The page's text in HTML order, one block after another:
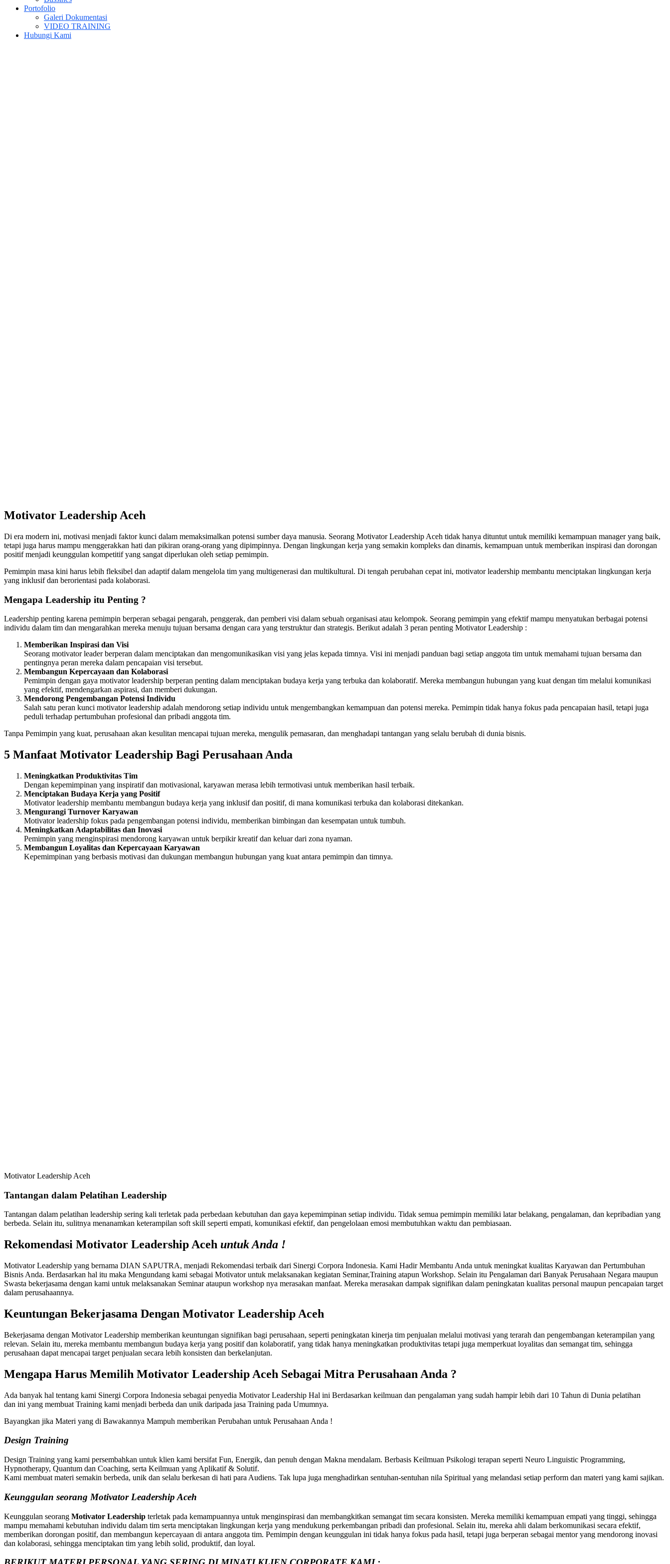
Portofolio
Galeri Dokumentasi
VIDEO TRAINING
Hubungi Kami
Motivator Leadership Aceh
Di era modern ini, motivasi menjadi faktor kunci dalam memaksimalkan potensi sumber daya manusia. Seorang Motivator Leadership Aceh tidak hanya dituntut untuk memiliki kemampuan manager yang baik,
tetapi juga harus mampu menggerakkan hati dan pikiran orang-orang yang dipimpinnya. Dengan lingkungan kerja yang semakin kompleks dan dinamis, kemampuan untuk memberikan inspirasi dan dorongan
positif menjadi keunggulan kompetitif yang sangat diperlukan oleh setiap pemimpin.
Pemimpin masa kini harus lebih fleksibel dan adaptif dalam mengelola tim yang multigenerasi dan multikultural. Di tengah perubahan cepat ini, motivator leadership membantu menciptakan lingkungan kerja
yang inklusif dan berorientasi pada kolaborasi.
Mengapa Leadership itu Penting ?
Leadership penting karena pemimpin berperan sebagai pengarah, penggerak, dan pemberi visi dalam sebuah organisasi atau kelompok. Seorang pemimpin yang efektif mampu menyatukan berbagai potensi
individu dalam tim dan mengarahkan mereka menuju tujuan bersama dengan cara yang terstruktur dan strategis. Berikut adalah 3 peran penting Motivator Leadership :
Memberikan Inspirasi dan Visi
Seorang motivator leader berperan dalam menciptakan dan mengomunikasikan visi yang jelas kepada timnya. Visi ini menjadi panduan bagi setiap anggota tim untuk memahami tujuan bersama dan
pentingnya peran mereka dalam pencapaian visi tersebut.
Membangun Kepercayaan dan Kolaborasi
Pemimpin dengan gaya motivator leadership berperan penting dalam menciptakan budaya kerja yang terbuka dan kolaboratif. Mereka membangun hubungan yang kuat dengan tim melalui komunikasi
yang efektif, mendengarkan aspirasi, dan memberi dukungan.
Mendorong Pengembangan Potensi Individu
Salah satu peran kunci motivator leadership adalah mendorong setiap individu untuk mengembangkan kemampuan dan potensi mereka. Pemimpin tidak hanya fokus pada pencapaian hasil, tetapi juga
peduli terhadap pertumbuhan profesional dan pribadi anggota tim.
Tanpa Pemimpin yang kuat, perusahaan akan kesulitan mencapai tujuan mereka, mengulik pemasaran, dan menghadapi tantangan yang selalu berubah di dunia bisnis.
5 Manfaat Motivator Leadership Bagi Perusahaan Anda
Meningkatkan Produktivitas Tim
Dengan kepemimpinan yang inspiratif dan motivasional, karyawan merasa lebih termotivasi untuk memberikan hasil terbaik.
Menciptakan Budaya Kerja yang Positif
Motivator leadership membantu membangun budaya kerja yang inklusif dan positif, di mana komunikasi terbuka dan kolaborasi ditekankan.
Mengurangi Turnover Karyawan
Motivator leadership fokus pada pengembangan potensi individu, memberikan bimbingan dan kesempatan untuk tumbuh.
Meningkatkan Adaptabilitas dan Inovasi
Pemimpin yang menginspirasi mendorong karyawan untuk berpikir kreatif dan keluar dari zona nyaman.
Membangun Loyalitas dan Kepercayaan Karyawan
Kepemimpinan yang berbasis motivasi dan dukungan membangun hubungan yang kuat antara pemimpin dan timnya.
Motivator Leadership Aceh
Tantangan dalam Pelatihan Leadership
Tantangan dalam pelatihan leadership sering kali terletak pada perbedaan kebutuhan dan gaya kepemimpinan setiap individu. Tidak semua pemimpin memiliki latar belakang, pengalaman, dan kepribadian yang
berbeda. Selain itu, sulitnya menanamkan keterampilan soft skill seperti empati, komunikasi efektif, dan pengelolaan emosi membutuhkan waktu dan pembiasaan.
Rekomendasi Motivator Leadership Aceh untuk Anda !
Motivator Leadership yang bernama DIAN SAPUTRA, menjadi Rekomendasi terbaik dari Sinergi Corpora Indonesia. Kami Hadir Membantu Anda untuk meningkat kualitas Karyawan dan Pertumbuhan
Bisnis Anda. Berdasarkan hal itu maka Mengundang kami sebagai Motivator untuk melaksanakan kegiatan Seminar,Training atapun Workshop. Selain itu Pengalaman dari Banyak Perusahaan Negara maupun
Swasta bekerjasama dengan kami untuk melaksanakan Seminar ataupun workshop nya merasakan manfaat. Mereka merasakan dampak signifikan dalam peningkatan kualitas personal maupun pencapaian target
dalam perusahaannya.
Keuntungan Bekerjasama Dengan Motivator Leadership Aceh
Bekerjasama dengan Motivator Leadership memberikan keuntungan signifikan bagi perusahaan, seperti peningkatan kinerja tim penjualan melalui motivasi yang terarah dan pengembangan keterampilan yang
relevan. Selain itu, mereka membantu membangun budaya kerja yang positif dan kolaboratif, yang tidak hanya meningkatkan produktivitas tetapi juga memperkuat loyalitas dan semangat tim, sehingga
perusahaan dapat mencapai target penjualan secara lebih konsisten dan berkelanjutan.
Mengapa Harus Memilih Motivator Leadership Aceh Sebagai Mitra Perusahaan Anda ?
Ada banyak hal tentang kami Sinergi Corpora Indonesia sebagai penyedia Motivator Leadership Hal ini Berdasarkan keilmuan dan pengalaman yang sudah hampir lebih dari 10 Tahun di Dunia pelatihan
dan ini yang membuat Training kami menjadi berbeda dan unik daripada jasa Training pada Umumnya.
Bayangkan jika Materi yang di Bawakannya Mampuh memberikan Perubahan untuk Perusahaan Anda !
Design Training
Design Training yang kami persembahkan untuk klien kami bersifat Fun, Energik, dan penuh dengan Makna mendalam. Berbasis Keilmuan Psikologi terapan seperti Neuro Linguistic Programming,
Hypnotherapy, Quantum dan Coaching, serta Keilmuan yang Aplikatif & Solutif.
Kami membuat materi semakin berbeda, unik dan selalu berkesan di hati para Audiens. Tak lupa juga menghadirkan sentuhan-sentuhan nila Spiritual yang melandasi setiap perform dan materi yang kami sajikan.
Keunggulan seorang Motivator Leadership Aceh
Keunggulan seorang Motivator Leadership terletak pada kemampuannya untuk menginspirasi dan membangkitkan semangat tim secara konsisten. Mereka memiliki kemampuan empati yang tinggi, sehingga
mampu memahami kebutuhan individu dalam tim serta menciptakan lingkungan kerja yang mendukung perkembangan pribadi dan profesional. Selain itu, mereka ahli dalam berkomunikasi secara efektif,
memberikan dorongan positif, dan membangun kepercayaan di antara anggota tim. Pemimpin dengan keunggulan ini tidak hanya fokus pada hasil, tetapi juga berperan sebagai mentor yang mendorong inovasi
dan kolaborasi, sehingga menciptakan tim yang lebih solid, produktif, dan loyal.